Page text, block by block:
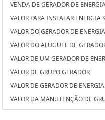
LOCAÇÃO DE GERADORES PARA
CAMPO
LOCAÇÃO DE GERADORES PARA
LOCAÇÃO DE GERADORES
LOCAÇÃO DE GERADORES DE
LOCAÇÃO DE GERADORES DE
LOCAÇÃO DE GERADORES DE
LOCAÇÃO DE GERADORES DE
VENDA DE GERADOR DE
VALOR PARA INSTALAR ENERGIA
VALOR DO GERADOR DE
VALOR DO ALUGUEL DE
VALOR DE UM GERADOR DE
VALOR DE GRUPO GERADOR
VALOR DE GERADOR DE ENERGIA
VALOR DA MANUTENÇÃO DE
VALOR ALUGUEL GERADOR